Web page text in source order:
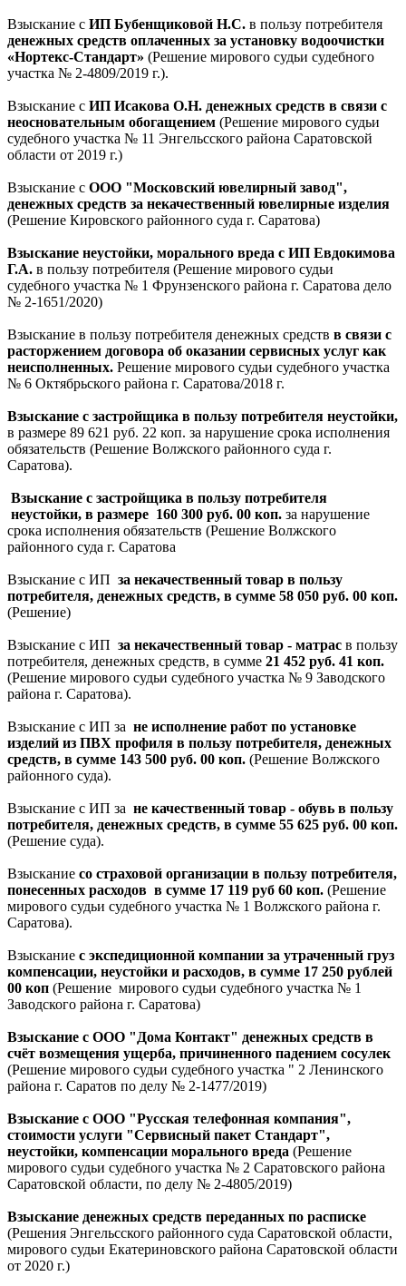
Взыскание с ИП Бубенщиковой Н.С. в пользу потребителя
денежных средств оплаченных за установку водоочистки
«Нортекс-Стандарт» (Решение мирового судьи судебного
участка № 2-4809/2019 г.).
Взыскание с ИП Исакова О.Н. денежных средств в связи с
неосновательным обогащением (Решение мирового судьи
судебного участка № 11 Энгельсского района Саратовской
области от 2019 г.)
Взыскание с ООО "Московский ювелирный завод",
денежных средств за некачественный ювелирные изделия
(Решение Кировского районного суда г. Саратова)
Взыскание неустойки, морального вреда с ИП Евдокимова
Г.А. в пользу потребителя (Решение мирового судьи
судебного участка № 1 Фрунзенского района г. Саратова дело
№ 2-1651/2020)
Взыскание в пользу потребителя денежных средств в связи с
расторжением договора об оказании сервисных услуг как
неисполненных. Решение мирового судьи судебного участка
№ 6 Октябрьского района г. Саратова/2018 г.
Взыскание с застройщика в пользу потребителя неустойки,
в размере 89 621 руб. 22 коп. за нарушение срока исполнения
обязательств (Решение Волжского районного суда г.
Саратова).
Взыскание с застройщика в пользу потребителя
неустойки, в размере 160 300 руб. 00 коп. за нарушение
срока исполнения обязательств (Решение Волжского
районного суда г. Саратова
Взыскание с ИП за некачественный товар в пользу
потребителя, денежных средств, в сумме 58 050 руб. 00 коп.
(Решение)
Взыскание с ИП за некачественный товар - матрас в пользу
потребителя, денежных средств, в сумме 21 452 руб. 41 коп.
(Решение мирового судьи судебного участка № 9 Заводского
района г. Саратова).
Взыскание с ИП за не исполнение работ по установке
изделий из ПВХ профиля в пользу потребителя, денежных
средств, в сумме 143 500 руб. 00 коп. (Решение Волжского
районного суда).
Взыскание с ИП за не качественный товар - обувь в пользу
потребителя, денежных средств, в сумме 55 625 руб. 00 коп.
(Решение суда).
Взыскание со страховой организации в пользу потребителя,
понесенных расходов в сумме 17 119 руб 60 коп. (Решение
мирового судьи судебного участка № 1 Волжского района г.
Саратова).
Взыскание с экспедиционной компании за утраченный груз
компенсации, неустойки и расходов, в сумме 17 250 рублей
00 коп (Решение мирового судьи судебного участка № 1
Заводского района г. Саратова)
Взыскание с ООО "Дома Контакт" денежных средств в
счёт возмещения ущерба, причиненного падением сосулек
(Решение мирового судьи судебного участка " 2 Ленинского
района г. Саратов по делу № 2-1477/2019)
Взыскание с ООО "Русская телефонная компания",
стоимости услуги "Сервисный пакет Стандарт",
неустойки, компенсации морального вреда (Решение
мирового судьи судебного участка № 2 Саратовского района
Саратовской области, по делу № 2-4805/2019)
Взыскание денежных средств переданных по расписке
(Решения Энгельсского районного суда Саратовской области,
мирового судьи Екатериновского района Саратовской области
от 2020 г.)